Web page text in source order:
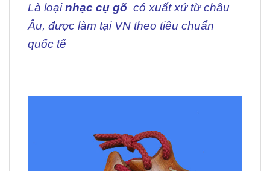
Là loạinhạc cụ gõ có xuất xứ từ châu
Âu, được làm tại VN theo tiêu chuẩn
quốc tế